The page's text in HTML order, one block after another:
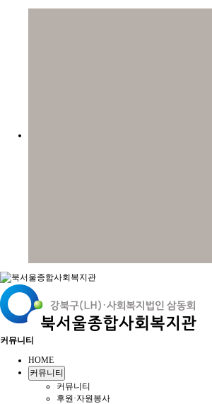
커뮤니티
HOME
커뮤니티
커뮤니티
후원·자원봉사